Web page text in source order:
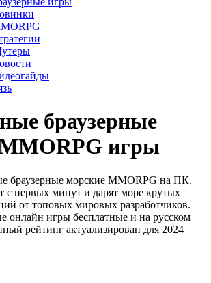
браузерные
игры
браузерные морские MMORPG на ПК,
с первых минут и дарят море крутых
от топовых мировых разработчиков.
онлайн игры бесплатные и на русском
рейтинг актуализирован для 2024